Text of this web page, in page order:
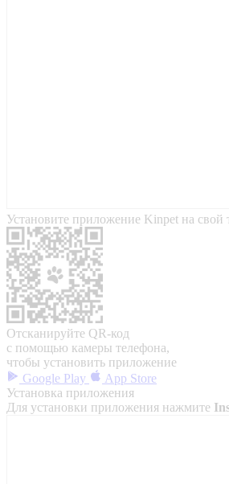
Установите приложение Kinpet на свой
Отсканируйте QR-код
с помощью камеры телефона,
чтобы установить приложение
Google Play
App Store
Установка приложения
Для установки приложения нажмите